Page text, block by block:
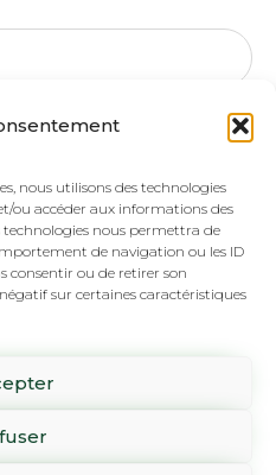
nous utilisons des technologies
ou accéder aux informations des
technologies nous permettra de
de navigation ou les ID
consentir ou de retirer son
sur certaines caractéristiques
SEULEMENT
Beaumont
G6Z 3H2